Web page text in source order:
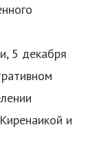
5 декабря
и